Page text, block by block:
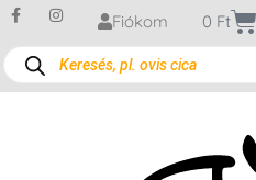
Fiókom 0 Ft